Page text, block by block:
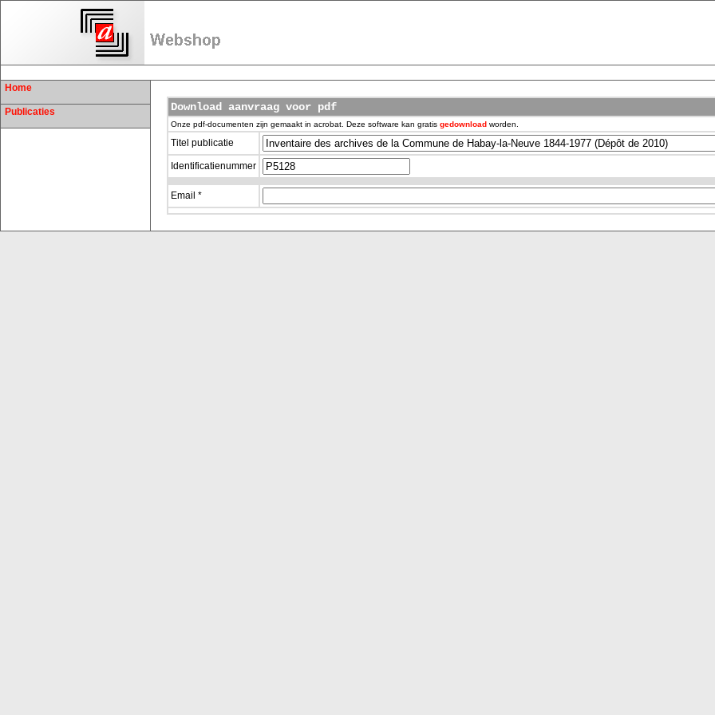
Home
Publicaties Download aanvraag voor pdf
Onze pdf-documenten zijn gemaakt in acrobat. Deze software kan gratis gedownload worden.
Titel publicatie
Identificatienummer
Email *